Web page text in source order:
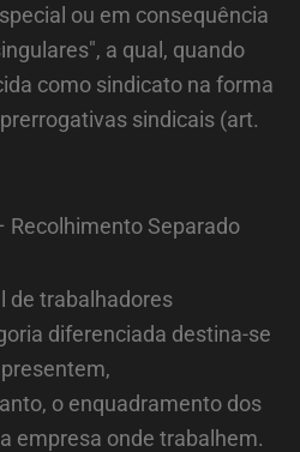
ou em consequência
a qual, quando
como sindicato na forma
sindicais (art.
Recolhimento Separado
de trabalhadores
diferenciada destina-se
o enquadramento dos
empresa onde trabalhem.